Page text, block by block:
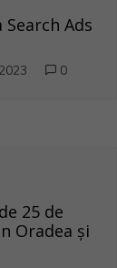
Ads
0
25 de
Oradea și